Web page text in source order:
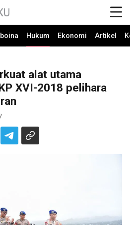
Hukum Ekonomi Artikel
alat utama
XVI-2018 pelihara